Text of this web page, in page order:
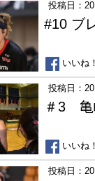
投稿日：
#10 ブ
いいね！
投稿日：
＃3 亀
いいね！
投稿日：